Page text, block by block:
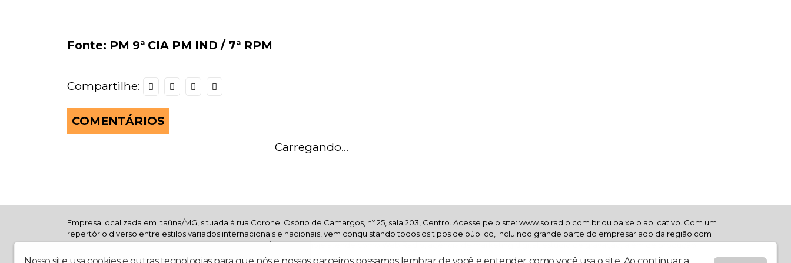
Fonte: PM 9ª CIA PM IND / 7ª RPM
Compartilhe:
COMENTÁRIOS
Carregando...
Empresa localizada em Itaúna/MG, situada à rua Coronel Osório de Camargos, nº 25, sala 203, Centro. Acesse pelo site: www.solradio.com.br ou baixe o aplicativo. Com um
repertório diverso entre estilos variados internacionais e nacionais, vem conquistando todos os tipos de público, incluindo grande parte do empresariado da região com
seu marketing digital. Com abrangência mundial, a RÁDIO SOL hoje atende como Web Rádio, agência de marketing digital, estúdio de gravação, além de produção
musical e empresarial.